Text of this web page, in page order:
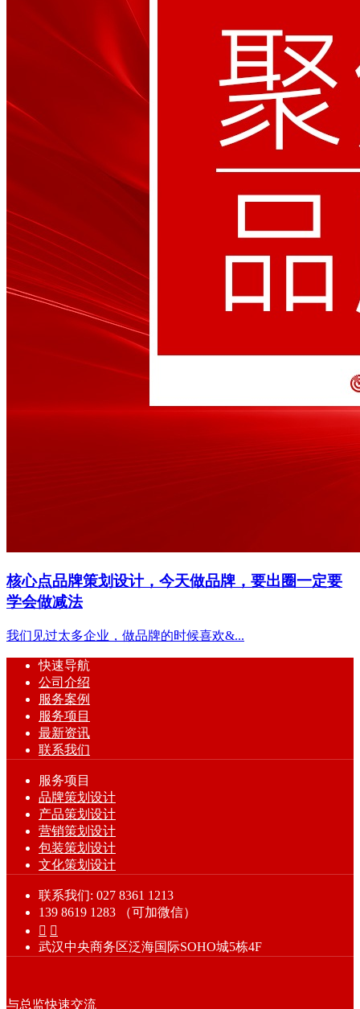
核心点品牌策划设计，今天做品牌，要出圈一定要
学会做减法
我们见过太多企业，做品牌的时候喜欢&...
快速导航
公司介绍
服务案例
服务项目
最新资讯
联系我们
服务项目
品牌策划设计
产品策划设计
营销策划设计
包装策划设计
文化策划设计
联系我们: 027 8361 1213
139 8619 1283 （可加微信）
 
武汉中央商务区泛海国际SOHO城5栋4F
与总监快速交流